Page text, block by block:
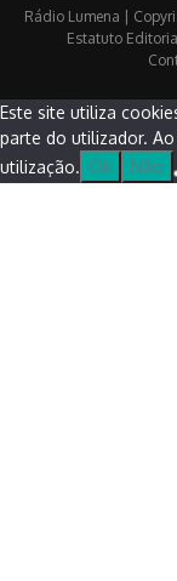
Rádio Lumena |
Estatuto
Este site utiliza
parte do utilizador.
utilização. Ok Não